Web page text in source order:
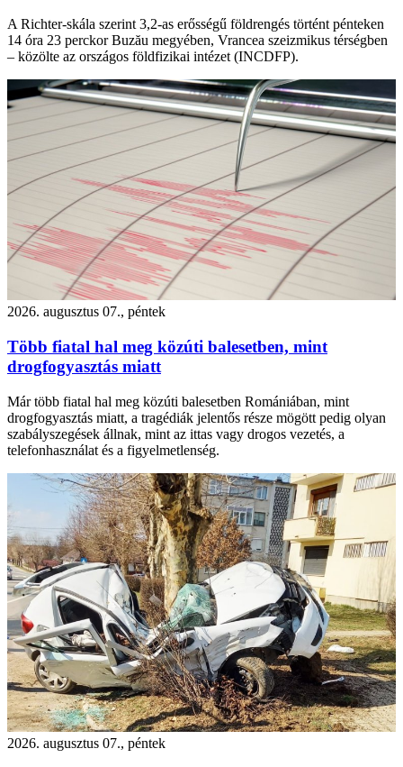
A Richter-skála szerint 3,2-as erősségű földrengés történt pénteken
14 óra 23 perckor Buzău megyében, Vrancea szeizmikus térségben
– közölte az országos földfizikai intézet (INCDFP).
2026. augusztus 07., péntek
Több fiatal hal meg közúti balesetben, mint
drogfogyasztás miatt
Már több fiatal hal meg közúti balesetben Romániában, mint
drogfogyasztás miatt, a tragédiák jelentős része mögött pedig olyan
szabályszegések állnak, mint az ittas vagy drogos vezetés, a
telefonhasználat és a figyelmetlenség.
2026. augusztus 07., péntek